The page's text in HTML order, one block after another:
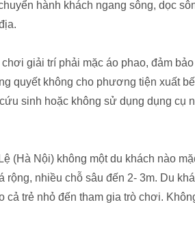
hành khách ngang sông, dọc
giải trí phải mặc áo phao, đảm bảo
quyết không cho phương tiện xuất
sinh hoặc không sử dụng dụng cụ
(Hà Nội) không một du khách nào
nhiều chỗ sâu đến 2- 3m. Du
trẻ nhỏ đến tham gia trò chơi.